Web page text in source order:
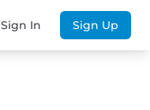
Sign In Sign Up